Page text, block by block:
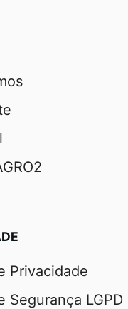
Privacidade
Segurança LGPD